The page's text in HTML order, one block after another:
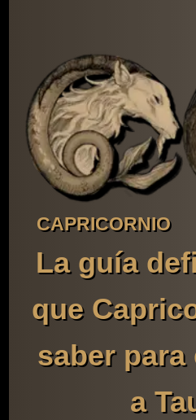
CAPRICORNIO
La guía
que
saber para
a